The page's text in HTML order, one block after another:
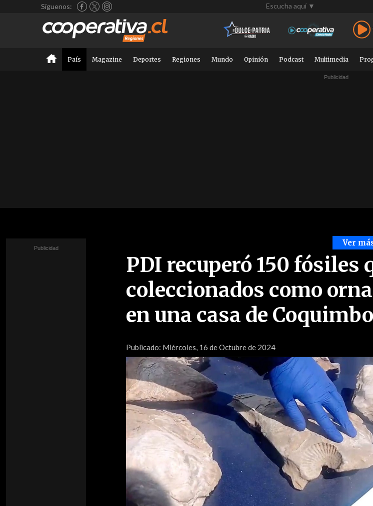
Síguenos: Escucha aquí ▼
País Magazine Deportes Regiones Mundo Opinión Podcast Multimedia
Ver
PDI recuperó 150 fósiles
coleccionados como
en una casa de Coquimbo
Publicado: Miércoles, 16 de Octubre de 2024